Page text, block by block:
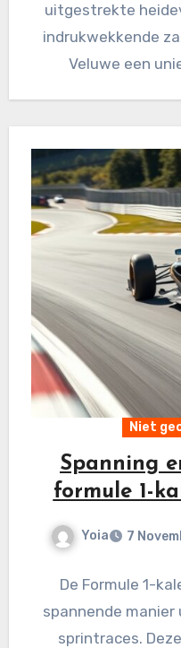
uitgestrekte
indrukwekkende
Veluwe een
Niet
Spanning
formule 1-
Yoia 7
De Formule 1-
spannende
sprintraces.